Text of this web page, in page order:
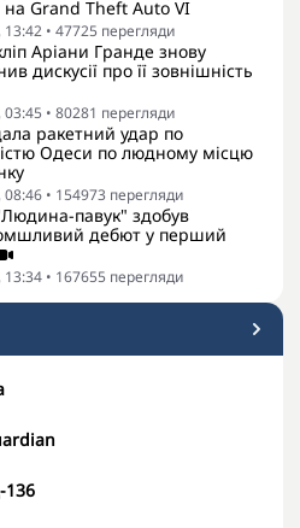
на Grand Theft Auto VI
13:42 • 47725 перегляди
Аріани Гранде знову
дискусії про її зовнішність
03:45 • 80281 перегляди
ракетний удар по
Одеси по людному місцю
08:46 • 154973 перегляди
павук" здобув
дебют у перший
13:34 • 167655 перегляди